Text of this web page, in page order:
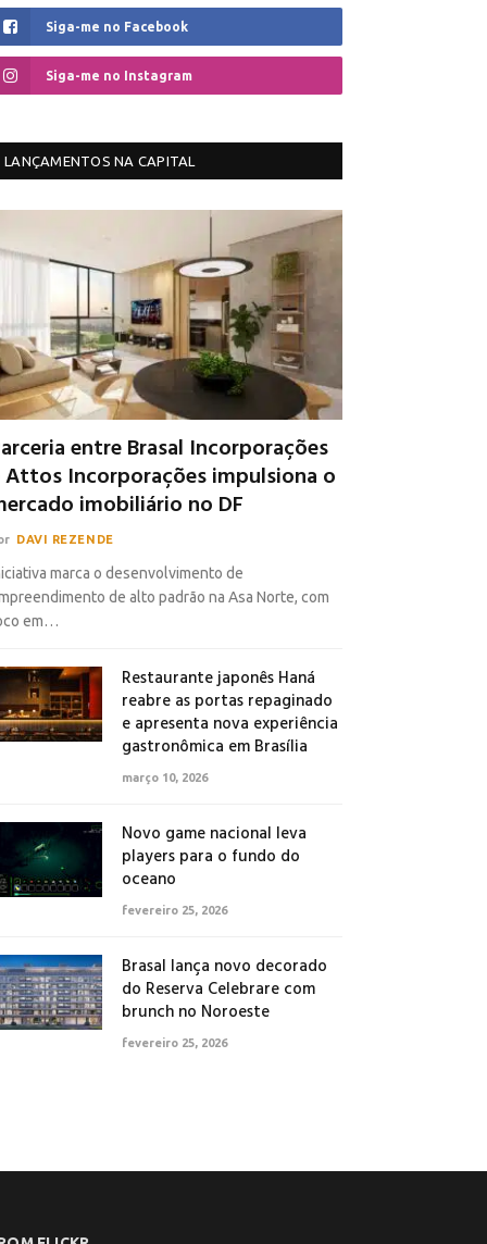
Siga-me no Facebook
Siga-me no Instagram
LANÇAMENTOS NA CAPITAL
entre Brasal Incorporações
Attos Incorporações impulsiona o
imobiliário no DF
DAVI REZENDE
marca o desenvolvimento de
de alto padrão na Asa Norte, com
em…
Restaurante japonês Haná
reabre as portas repaginado
e apresenta nova experiência
gastronômica em Brasília
março 10, 2026
Novo game nacional leva
players para o fundo do
oceano
fevereiro 25, 2026
Brasal lança novo decorado
do Reserva Celebrare com
brunch no Noroeste
fevereiro 25, 2026